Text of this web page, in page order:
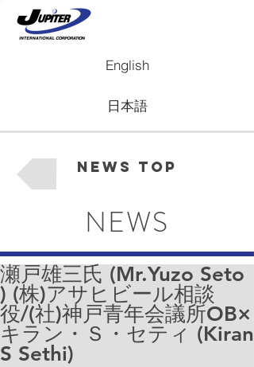
English
日本語
News Top
NEWS
瀬戸雄三氏 (Mr.Yuzo Seto
) (株)アサヒビール相談
役/(社)神戸青年会議所OB×
キラン・Ｓ・セティ (Kiran
S Sethi)